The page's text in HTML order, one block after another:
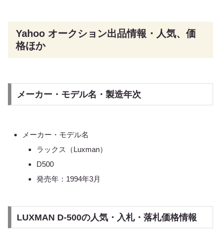
Yahoo オークション出品情報・人気、価
格ほか
メーカー・モデル名・製造年次
メーカー・モデル名
ラックス（Luxman）
D500
発売年：1994年3月
LUXMAN D-500の人気・入札・落札価格情報